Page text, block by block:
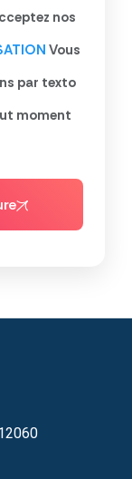
nos
Vous
par texto
moment